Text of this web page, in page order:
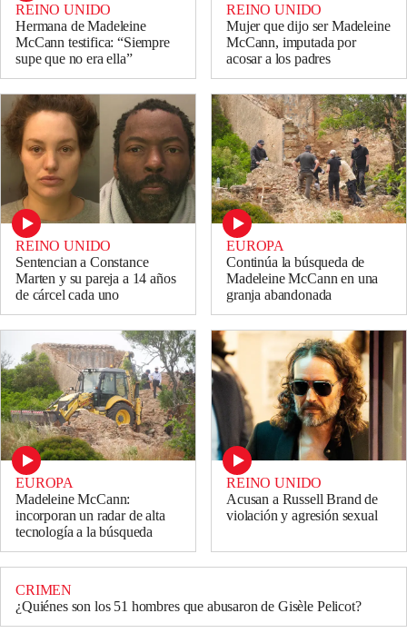
REINO UNIDO
Hermana de Madeleine
McCann testifica: “Siempre
supe que no era ella”
REINO UNIDO
Mujer que dijo ser Madeleine
McCann, imputada por
acosar a los padres
REINO UNIDO
Sentencian a Constance
Marten y su pareja a 14 años
de cárcel cada uno
EUROPA
Continúa la búsqueda de
Madeleine McCann en una
granja abandonada
EUROPA
Madeleine McCann:
incorporan un radar de alta
tecnología a la búsqueda
REINO UNIDO
Acusan a Russell Brand de
violación y agresión sexual
CRIMEN
¿Quiénes son los 51 hombres que abusaron de Gisèle Pelicot?